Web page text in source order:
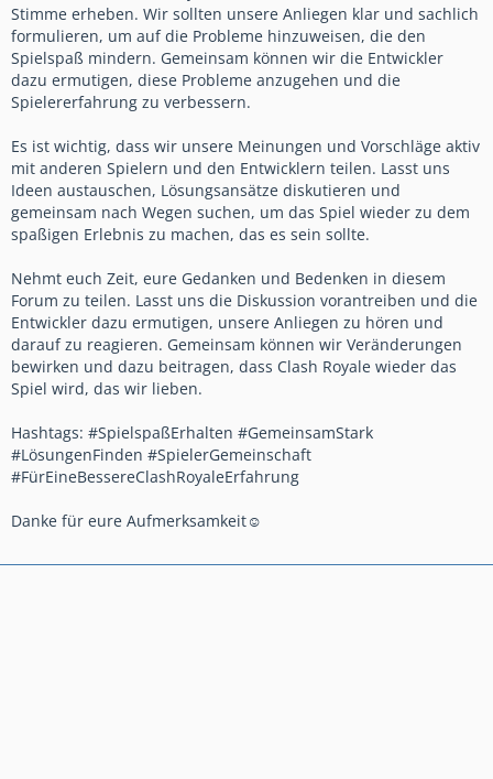
Stimme erheben. Wir sollten unsere Anliegen klar und sachlich
formulieren, um auf die Probleme hinzuweisen, die den
Spielspaß mindern. Gemeinsam können wir die Entwickler
dazu ermutigen, diese Probleme anzugehen und die
Spielererfahrung zu verbessern.
Es ist wichtig, dass wir unsere Meinungen und Vorschläge aktiv
mit anderen Spielern und den Entwicklern teilen. Lasst uns
Ideen austauschen, Lösungsansätze diskutieren und
gemeinsam nach Wegen suchen, um das Spiel wieder zu dem
spaßigen Erlebnis zu machen, das es sein sollte.
Nehmt euch Zeit, eure Gedanken und Bedenken in diesem
Forum zu teilen. Lasst uns die Diskussion vorantreiben und die
Entwickler dazu ermutigen, unsere Anliegen zu hören und
darauf zu reagieren. Gemeinsam können wir Veränderungen
bewirken und dazu beitragen, dass Clash Royale wieder das
Spiel wird, das wir lieben.
Hashtags: #SpielspaßErhalten #GemeinsamStark
#LösungenFinden #SpielerGemeinschaft
#FürEineBessereClashRoyaleErfahrung
Danke für eure Aufmerksamkeit☺️